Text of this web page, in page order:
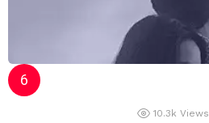
10.3k Views